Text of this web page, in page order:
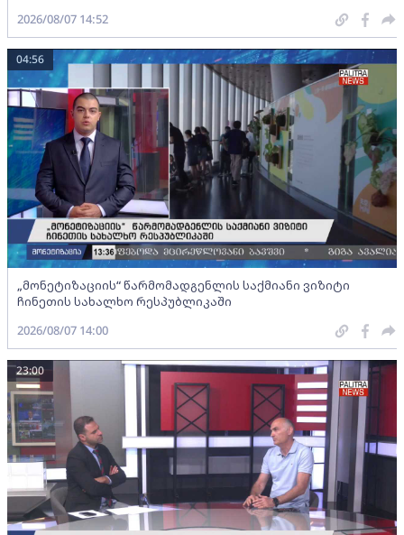
2026/08/07 14:52
„მონეტიზაციის“ წარმომადგენლის საქმიანი ვიზიტი
ჩინეთის სახალხო რესპუბლიკაში
04:56
2026/08/07 14:00
23:00